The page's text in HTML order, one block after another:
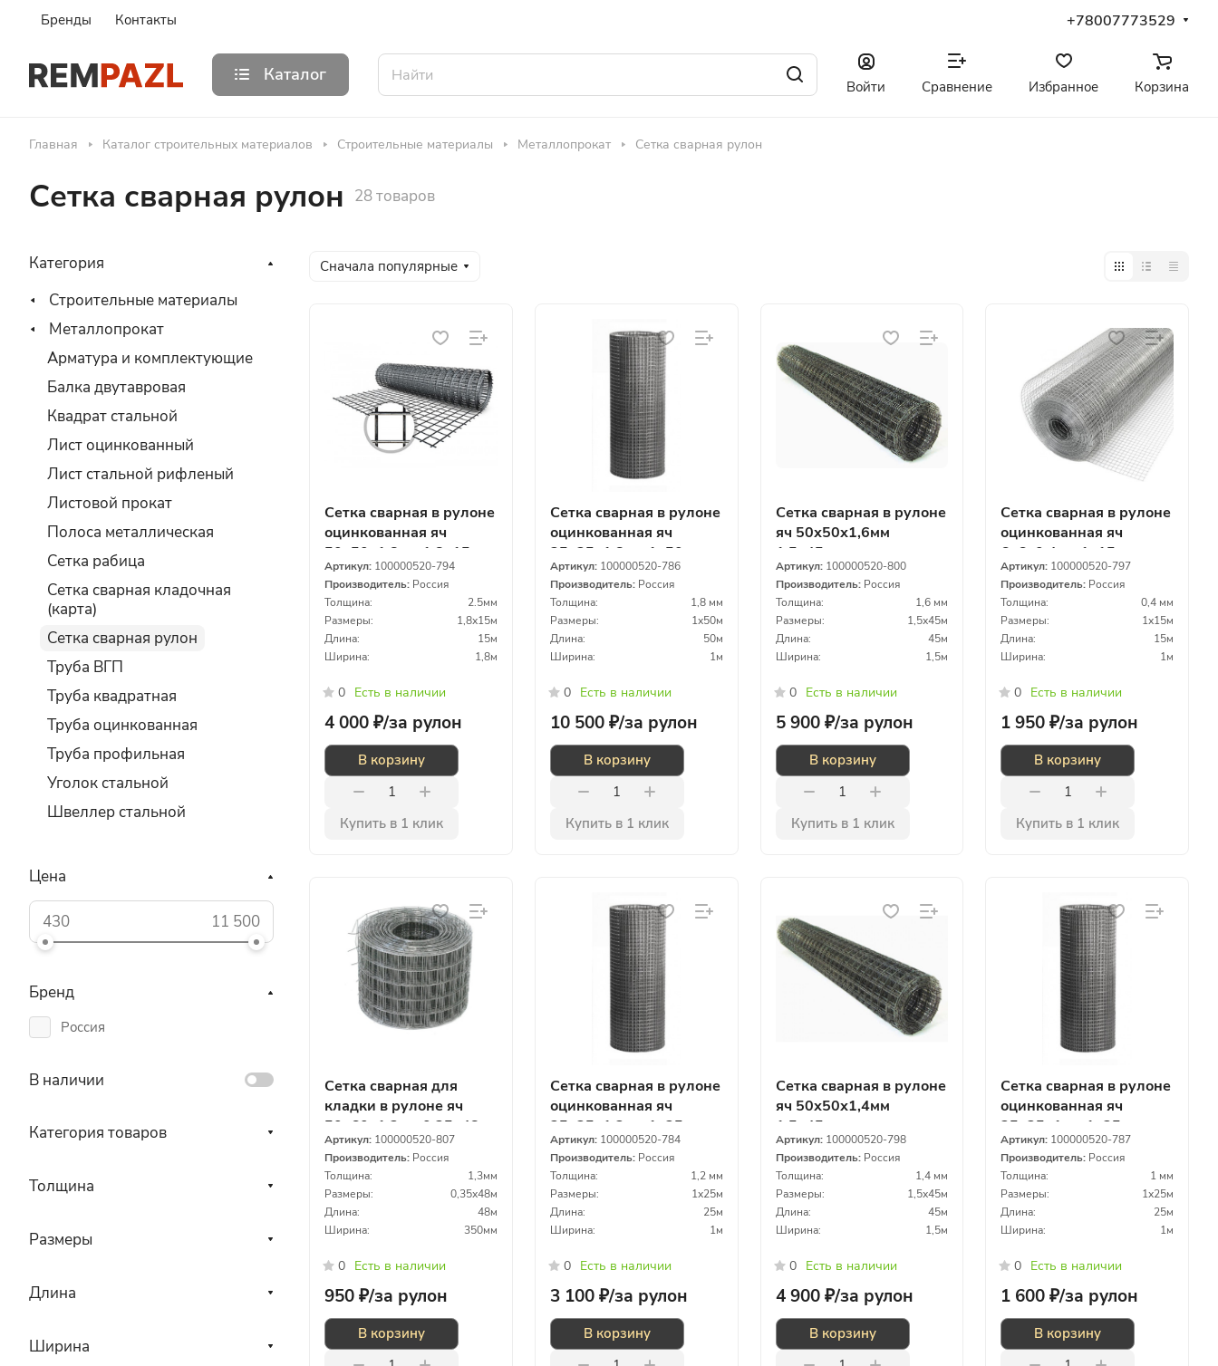
Бренды Контакты +78007773529
Каталог
Войти Сравнение Избранное Корзина
Главная Каталог строительных материалов Строительные материалы Металлопрокат Сетка сварная рулон
Сетка сварная рулон 28 товаров
Сначала популярные
Сетка сварная в рулоне
оцинкованная яч
50х50х1,8мм 1,8х15м
Артикул: 100000520-794
Производитель: Россия
Толщина:
2.5мм
Размеры:
1,8х15м
Длина:
15м
Ширина:
1,8м
0 Есть в наличии
4 000 ₽/за рулон
В корзину
Купить в 1 клик
Сетка сварная в рулоне
оцинкованная яч
25х25х1,8мм 1х50м
Артикул: 100000520-786
Производитель: Россия
Толщина:
1,8 мм
Размеры:
1х50м
Длина:
50м
Ширина:
1м
0 Есть в наличии
10 500 ₽/за рулон
В корзину
Купить в 1 клик
Сетка сварная в рулоне
яч 50х50х1,6мм
1,5х45м
Артикул: 100000520-800
Производитель: Россия
Толщина:
1,6 мм
Размеры:
1,5х45м
Длина:
45м
Ширина:
1,5м
0 Есть в наличии
5 900 ₽/за рулон
В корзину
Купить в 1 клик
Сетка сварная в рулоне
оцинкованная яч
6х6х0,4мм 1х15м
Артикул: 100000520-797
Производитель: Россия
Толщина:
0,4 мм
Размеры:
1х15м
Длина:
15м
Ширина:
1м
0 Есть в наличии
1 950 ₽/за рулон
В корзину
Купить в 1 клик
Сетка сварная для
кладки в рулоне яч
50х60х1,3мм 0,35х48м
Артикул: 100000520-807
Производитель: Россия
Толщина:
1,3мм
Размеры:
0,35х48м
Длина:
48м
Ширина:
350мм
0 Есть в наличии
950 ₽/за рулон
В корзину
Сетка сварная в рулоне
оцинкованная яч
25х25х1,2мм 1х25м
Артикул: 100000520-784
Производитель: Россия
Толщина:
1,2 мм
Размеры:
1х25м
Длина:
25м
Ширина:
1м
0 Есть в наличии
3 100 ₽/за рулон
В корзину
Сетка сварная в рулоне
яч 50х50х1,4мм
1,5х45м
Артикул: 100000520-798
Производитель: Россия
Толщина:
1,4 мм
Размеры:
1,5х45м
Длина:
45м
Ширина:
1,5м
0 Есть в наличии
4 900 ₽/за рулон
В корзину
Сетка сварная в рулоне
оцинкованная яч
25х25х1мм 1х25м
Артикул: 100000520-787
Производитель: Россия
Толщина:
1 мм
Размеры:
1х25м
Длина:
25м
Ширина:
1м
0 Есть в наличии
1 600 ₽/за рулон
В корзину
Категория
Строительные материалы
Металлопрокат
Арматура и комплектующие
Балка двутавровая
Квадрат стальной
Лист оцинкованный
Лист стальной рифленый
Листовой прокат
Полоса металлическая
Сетка рабица
Сетка сварная кладочная
(карта)
Сетка сварная рулон
Труба ВГП
Труба квадратная
Труба оцинкованная
Труба профильная
Уголок стальной
Швеллер стальной
Цена
Бренд
Россия
В наличии
Категория товаров
Толщина
Размеры
Длина
Ширина